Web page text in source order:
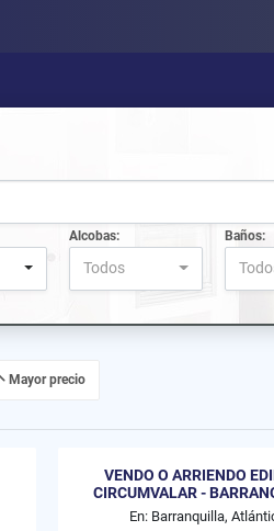
Alcobas:
Todos
Baños:
Mayor precio
VENDO O ARRIENDO
CIRCUMVALAR -
En: Barranquilla,